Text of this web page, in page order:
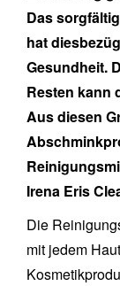
Das
hat
Gesundheit.
Resten kann
Aus diesen
Irena Eris
Die
mit jedem